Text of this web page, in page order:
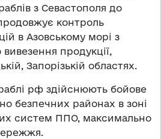
з Севастополя до
контроль
в Азовському морі з
продукції,
Запорізькій областях.
рф здійснюють бойове
безпечних районах в зоні
систем ППО, максимально